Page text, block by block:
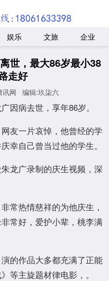
娱乐 文旅 企业
世，最大86岁最小38
走好
讯网 编辑:玖柒六
因病去世，享年86岁。
友一片哀悼，他曾经的学
幸自己曾当过他的学生。
龙广录制的庆生视频，深
常热情慈祥的为他庆生，
常好，爱护小辈，桃李满
的作品大多都充满了正能
等主旋题材律电影，。